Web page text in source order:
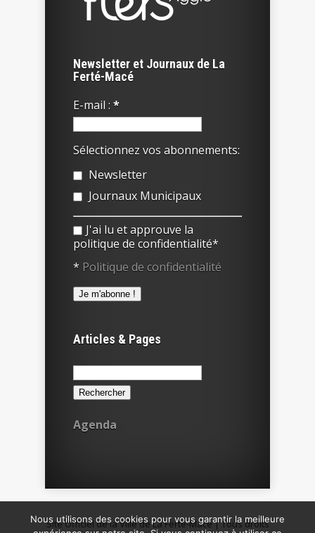
Newsletter et Journaux de La
Ferté-Macé
E-mail : *
Sélectionnez vos abonnements:
Newsletter
Journaux Municipaux
J'ai lu et approuve la
politique de confidentialité*
* Politique de confidentialité
Articles & Pages
Rechercher :
Agenda
Site Officiel de la Ville de La Ferté-Macé | Tous droits
Nous utilisons des cookies pour vous garantir la meilleure